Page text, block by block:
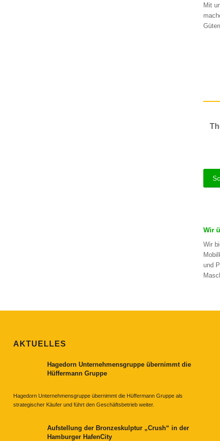
Mit
Wir
Wir
und
AKTUELLES
Hagedorn Unternehmensgruppe übernimmt die
Hüffermann Gruppe
Hagedorn Unternehmensgruppe übernimmt die Hüffermann Gruppe als
strategischer Käufer und führt den Geschäftsbetrieb weiter.
Aufstellung der Bronzeskulptur „Crush“ in der
Hamburger HafenCity